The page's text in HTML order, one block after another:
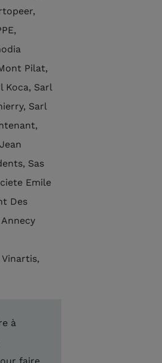
Pilat,
Koca, Sarl
Sarl
Sas
Emile
Des
à
faire